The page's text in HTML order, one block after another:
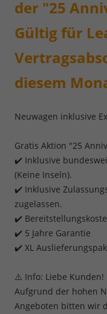
der "25
Gültig für
diesem
Neuwagen inklusive
Gratis Aktion "25
✔️ Inklusive
(Keine Inseln).
✔️ Inklusive
zugelassen.
✔️
✔️ 5 Jahre Garantie
✔️ XL
⚠️ Info: Liebe Kunden!
Aufgrund der hohen
Angeboten bitten wir